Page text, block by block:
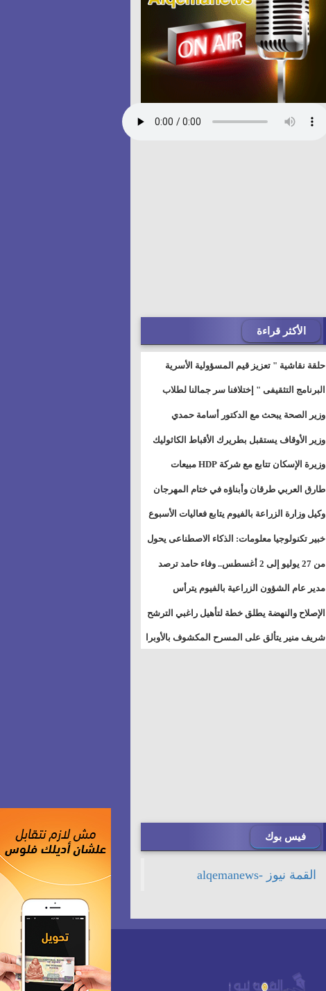
الأكثر قراءة
حلقة نقاشية " تعزيز قيم المسؤولية الأسرية
البرنامج التثقيفى " إختلافنا سر جمالنا لطلاب
وطالبات ذوى الهمهم" بمدارس التربية الخاصة
وزير الصحة يبحث مع الدكتور أسامة حمدي
الأستاذ بجامعة هارفارد توسيع برامج التوعية
وزير الأوقاف يستقبل بطريرك الأقباط الكاثوليك
وزيرة الإسكان تتابع مع شركة HDP مبيعات
وتسويق مشروعات المدن الجديدة
طارق العربي طرقان وأبناؤه في ختام المهرجان
الصيفي للموسيقى والغناء بالمسرح المكشوف
وكيل وزارة الزراعة بالفيوم يتابع فعاليات الأسبوع
خبير تكنولوجيا معلومات: الذكاء الاصطناعى يحول
المستخدم إلى سلعة فى اقتصاد الانتباه
من 27 يوليو إلى 2 أغسطس.. وفاء حامد ترصد
تأثيرات أقوى الاتصالات الفلكية على الأبراج
مدير عام الشؤون الزراعية بالفيوم يترأس
الاجتماع الدوري لمتابعة الحصر الحيازي الجديدة
الإصلاح والنهضة يطلق خطة لتأهيل راغبي الترشح
للمجالس الشعبية المحلية ويستعرض خطط
أماناته بالمحافظات
شريف منير يتألق على المسرح المكشوف بالأوبرا
فيس بوك